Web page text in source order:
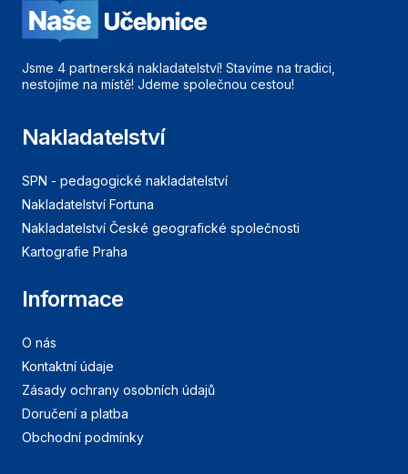
Jsme 4 partnerská nakladatelství! Stavíme na tradici,
nestojíme na místě! Jdeme společnou cestou!
Nakladatelství
SPN - pedagogické nakladatelství
Nakladatelství Fortuna
Nakladatelství České geografické společnosti
Kartografie Praha
Informace
O nás
Kontaktní údaje
Zásady ochrany osobních údajů
Doručení a platba
Obchodní podmínky